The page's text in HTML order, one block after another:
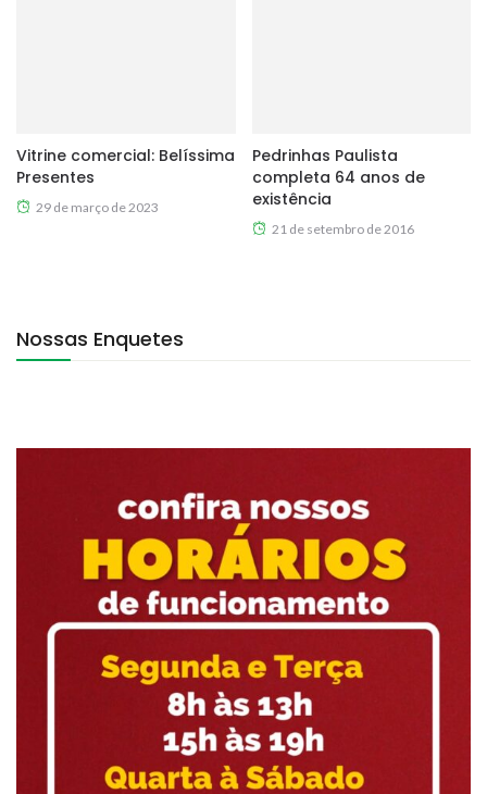
Vitrine comercial: Belíssima
Presentes
29 de março de 2023
Pedrinhas Paulista
completa 64 anos de
existência
21 de setembro de 2016
Nossas Enquetes